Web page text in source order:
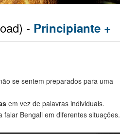
- Principiante +
se sentem preparados para uma
em vez de palavras individuais.
falar Bengali em diferentes situações.